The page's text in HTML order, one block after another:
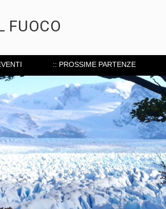
FUOCO
:: PROSSIME PARTENZE